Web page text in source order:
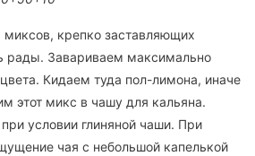
крепко заставляющих
рады. Завариваем максимально
Кидаем туда пол-лимона, иначе
этот микс в чашу для кальяна.
условии глиняной чаши. При
чая с небольшой капелькой